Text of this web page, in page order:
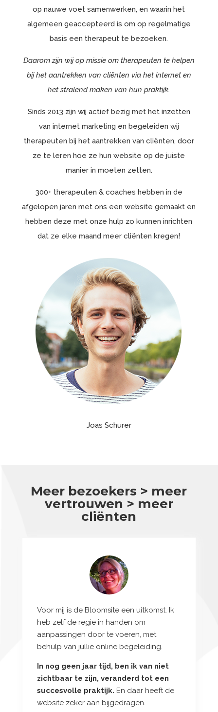
op nauwe voet samenwerken, en waarin het
algemeen geaccepteerd is om op regelmatige
basis een therapeut te bezoeken.
Daarom zijn wij op missie om therapeuten te helpen
bij het aantrekken van cliënten via het internet en
het stralend maken van hun praktijk.
Sinds 2013 zijn wij actief bezig met het inzetten
van internet marketing en begeleiden wij
therapeuten bij het aantrekken van cliënten, door
ze te leren hoe ze hun website op de juiste
manier in moeten zetten.
300+ therapeuten & coaches hebben in de
afgelopen jaren met ons een website gemaakt en
hebben deze met onze hulp zo kunnen inrichten
dat ze elke maand meer cliënten kregen!
Joas Schurer
Meer bezoekers > meer
vertrouwen > meer
cliënten
Voor mij is de Bloomsite een uitkomst. Ik
heb zelf de regie in handen om
aanpassingen door te voeren, met
behulp van jullie online begeleiding.
In nog geen jaar tijd, ben ik van niet
zichtbaar te zijn, veranderd tot een
succesvolle praktijk. En daar heeft de
website zeker aan bijgedragen.